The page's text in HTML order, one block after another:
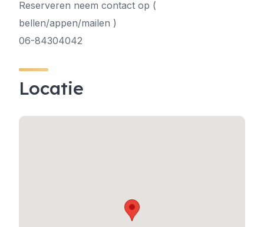
Reserveren neem contact op (
bellen/appen/mailen )
06-84304042
Locatie